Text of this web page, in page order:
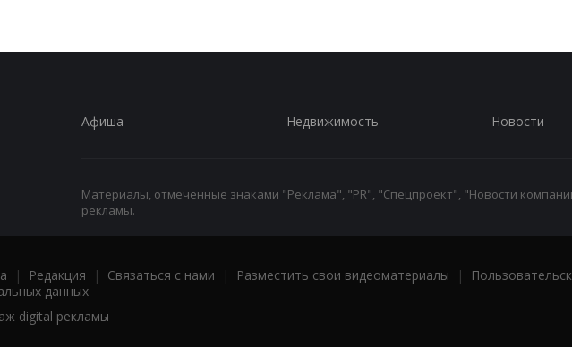
Афиша Недвижимость Новости
Материалы, отмеченные знаками "Реклама", "PR", "Спецпроект", "Новости
рекламы.
| Редакция | Связаться с нами | Разместить свои видеоматериалы |
данных
digital рекламы